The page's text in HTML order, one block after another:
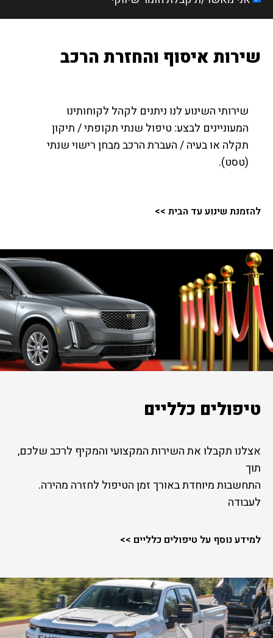
שירות איסוף והחזרת הרכב
שירותי השינוע לנו ניתנים לקהל לקוחותינו
המעוניינים לבצע: טיפול שנתי תקופתי / תיקון
תקלה או בעיה / העברת הרכב מבחן רישוי שנתי
(טסט).
להזמנת שינוע עד הבית >>
טיפולים כלליים
תוך
.התחשבות מיוחדת באורך זמן הטיפול לחזרה מהירה
לעבודה
למידע נוסף על טיפולים כלליים >>